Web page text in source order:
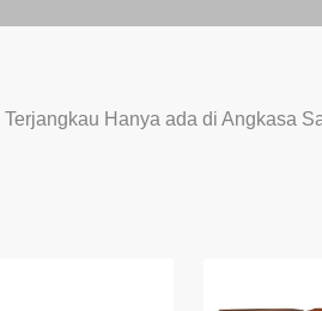
Hanya ada di Angkasa